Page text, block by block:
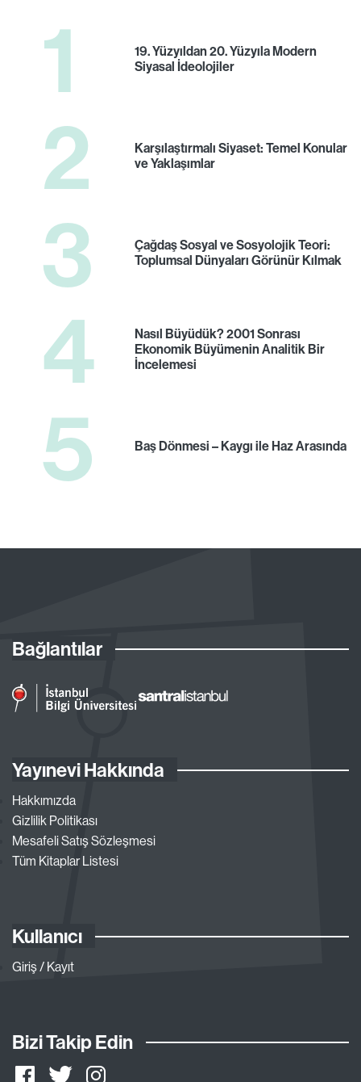
1
19. Yüzyıldan 20. Yüzyıla Modern
Siyasal İdeolojiler
2
Karşılaştırmalı Siyaset: Temel Konular
ve Yaklaşımlar
3
Çağdaş Sosyal ve Sosyolojik Teori:
Toplumsal Dünyaları Görünür Kılmak
4
Nasıl Büyüdük? 2001 Sonrası
Ekonomik Büyümenin Analitik Bir
İncelemesi
5 Baş Dönmesi – Kaygı ile Haz Arasında
Bağlantılar
Yayınevi Hakkında
Hakkımızda
Gizlilik Politikası
Mesafeli Satış Sözleşmesi
Tüm Kitaplar Listesi
Kullanıcı
Giriş / Kayıt
Bizi Takip Edin